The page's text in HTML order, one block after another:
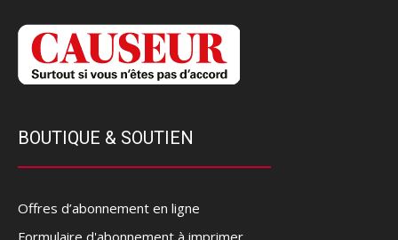
BOUTIQUE & SOUTIEN
Offres d’abonnement en ligne